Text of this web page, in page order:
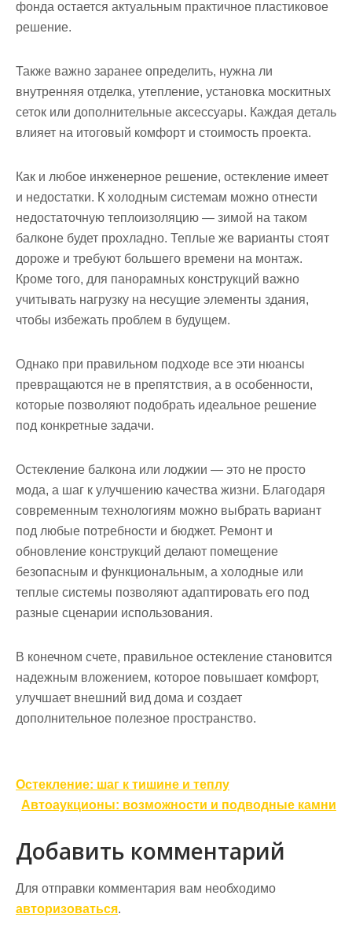
фонда остается актуальным практичное пластиковое
решение.
Также важно заранее определить, нужна ли
внутренняя отделка, утепление, установка москитных
сеток или дополнительные аксессуары. Каждая деталь
влияет на итоговый комфорт и стоимость проекта.
Как и любое инженерное решение, остекление имеет
и недостатки. К холодным системам можно отнести
недостаточную теплоизоляцию — зимой на таком
балконе будет прохладно. Теплые же варианты стоят
дороже и требуют большего времени на монтаж.
Кроме того, для панорамных конструкций важно
учитывать нагрузку на несущие элементы здания,
чтобы избежать проблем в будущем.
Однако при правильном подходе все эти нюансы
превращаются не в препятствия, а в особенности,
которые позволяют подобрать идеальное решение
под конкретные задачи.
Остекление балкона или лоджии — это не просто
мода, а шаг к улучшению качества жизни. Благодаря
современным технологиям можно выбрать вариант
под любые потребности и бюджет. Ремонт и
обновление конструкций делают помещение
безопасным и функциональным, а холодные или
теплые системы позволяют адаптировать его под
разные сценарии использования.
В конечном счете, правильное остекление становится
надежным вложением, которое повышает комфорт,
улучшает внешний вид дома и создает
дополнительное полезное пространство.
Навигация
по
Остекление: шаг к тишине и теплу
Автоаукционы: возможности и подводные камни
Добавить комментарий
Для отправки комментария вам необходимо
авторизоваться.